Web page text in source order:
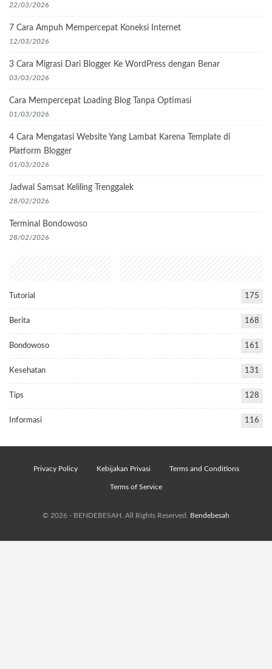
22/03/2026
7 Cara Ampuh Mempercepat Koneksi Internet
12/03/2026
3 Cara Migrasi Dari Blogger Ke WordPress dengan Benar
03/03/2026
Cara Mempercepat Loading Blog Tanpa Optimasi
01/03/2026
4 Cara Mengatasi Website Yang Lambat Karena Template di
Platform Blogger
01/03/2026
Jadwal Samsat Keliling Trenggalek
28/02/2026
Terminal Bondowoso
28/02/2026
Popular Categories
Tutorial 175
Berita 168
Bondowoso 161
Kesehatan 131
Tips 128
Informasi 116
Privacy Policy Kebijakan Privasi Terms and Conditions
Terms of Service
© 2026 - BENDEBESAH. All Rights Reserved. Bendebesah